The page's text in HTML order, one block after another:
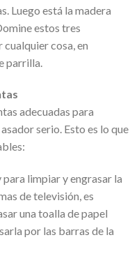
Luego está la madera
estos tres
cosa, en
parrilla.
adecuadas para
serio. Esto es lo que
limpiar y engrasar la
de televisión, es
una toalla de papel
por las barras de la